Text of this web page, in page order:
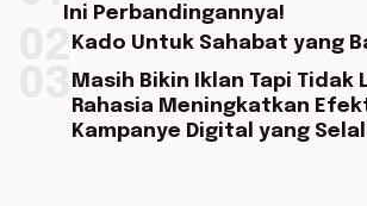
Ini Perbandingannya!
Kado Untuk Sahabat yang
Masih Bikin Iklan Tapi Tidak
Rahasia Meningkatkan
Kampanye Digital yang